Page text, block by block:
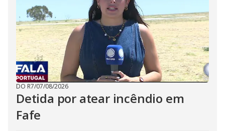
DO R7/07/08/2026
Detida por atear incêndio em
Fafe